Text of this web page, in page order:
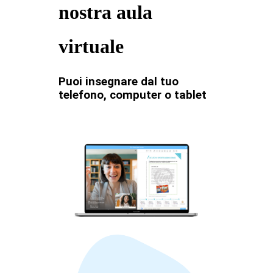
nostra aula
virtuale
Puoi insegnare dal tuo
telefono, computer o tablet